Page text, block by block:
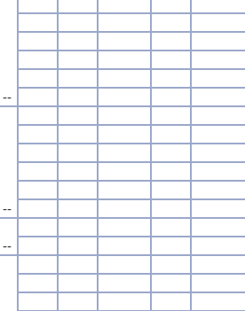
--
--
--
--
--
--
--
--
--
--
--
--